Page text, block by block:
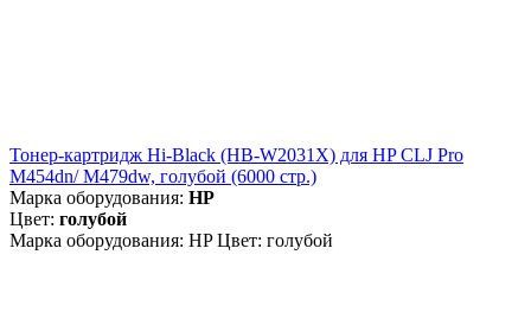
Тонер-картридж Hi-Black (HB-W2031X) для HP CLJ Pro
M454dn/ M479dw, голубой (6000 стр.)
Марка оборудования: HP
Цвет: голубой
Марка оборудования: HP Цвет: голубой